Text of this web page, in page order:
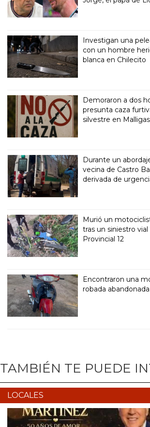
Investigan una
con un hombre
blanca en Chilecito
Demoraron a dos
presunta caza
silvestre en
Durante un
vecina de Castro
derivada de
Murió un
tras un siniestro
Provincial 12
Encontraron una
robada
TAMBIÉN TE PUEDE
LOCALES